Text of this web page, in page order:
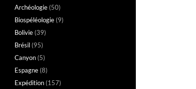
Archéologie (50)
Biospéléologie (9)
Bolivie (39)
Brésil (95)
Canyon (5)
Espagne (8)
Expédition (157)